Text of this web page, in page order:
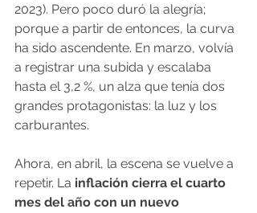
2023). Pero poco duró la alegría;
porque a partir de entonces, la curva
ha sido ascendente. En marzo, volvía
a registrar una subida y escalaba
hasta el 3,2 %, un alza que tenía dos
grandes protagonistas: la luz y los
carburantes.
Ahora, en abril, la escena se vuelve a
repetir. La inflación cierra el cuarto
mes del año con un nuevo